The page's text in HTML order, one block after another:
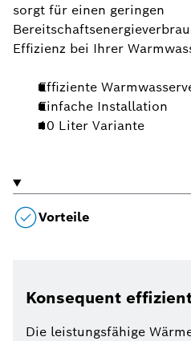
sorgt für einen geringen
Effizienz bei Ihrer
Effiziente
Einfache Installation
10 Liter Variante
Vorteile
Konsequent
Die leistungsfähige